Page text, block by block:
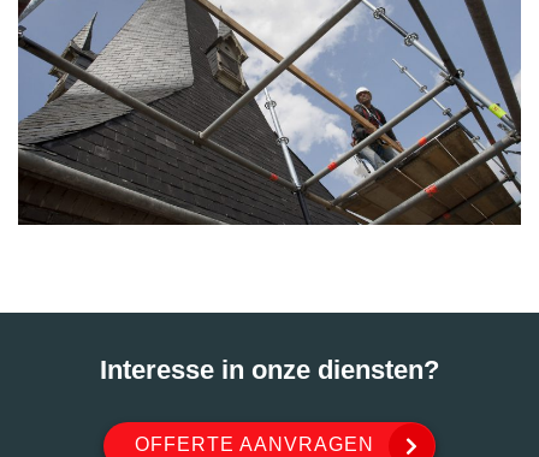
Interesse in onze diensten?
OFFERTE AANVRAGEN